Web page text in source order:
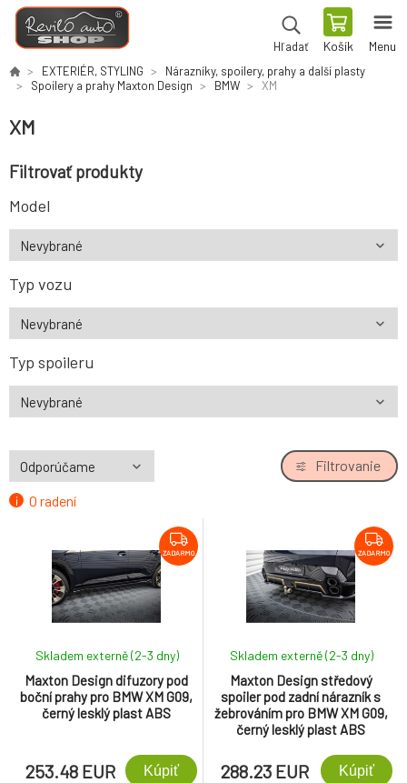
Hľadať Košík Menu
EXTERIÉR, STYLING
Nárazníky, spoilery, prahy a další plasty
Spoilery a prahy Maxton Design
BMW XM
XM
Filtrovať produkty
Model
Typ vozu
Typ spoileru
O radení
Filtrovanie
ZADARMO
Maxton Design difuzory pod
boční prahy pro BMW XM G09,
černý lesklý plast ABS
Skladem externě (2-3 dny)
253.48 EUR Kúpiť
ZADARMO
Maxton Design středový
spoiler pod zadní nárazník s
žebrováním pro BMW XM G09,
černý lesklý plast ABS
Skladem externě (2-3 dny)
288.23 EUR Kúpiť